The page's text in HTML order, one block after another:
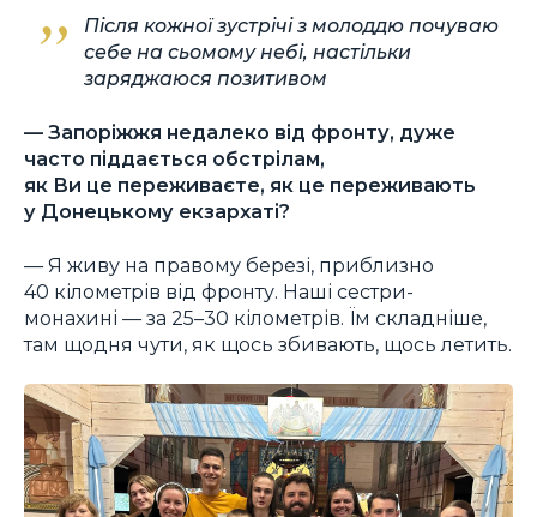
Після кожної зустрічі з молоддю почуваю
себе на сьомому небі, настільки
заряджаюся позитивом
— Запоріжжя недалеко від фронту, дуже
часто піддається обстрілам,
як Ви це переживаєте, як це переживають
у Донецькому екзархаті?
— Я живу на правому березі, приблизно
40 кілометрів від фронту. Наші сестри-
монахині — за 25–30 кілометрів. Їм складніше,
там щодня чути, як щось збивають, щось летить.